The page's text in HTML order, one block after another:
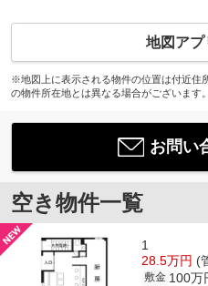
地図アプ
※地図上に表示される物件の位置は付近住
の物件所在地とは異なる場合がございます。
お問い
空き物件一覧
1
28.5万円 (
敷金 100万